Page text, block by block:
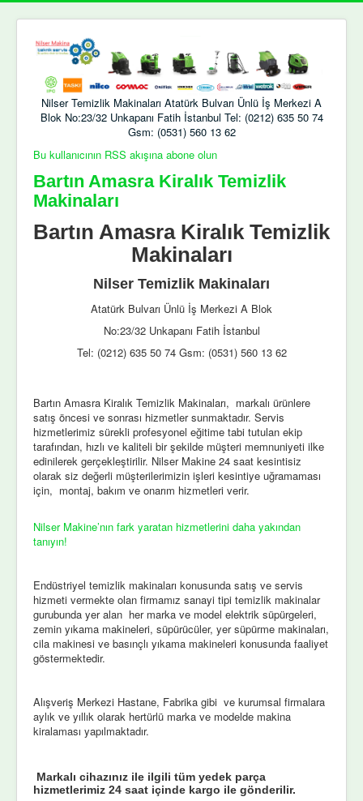
Nilser Temizlik Makinaları Atatürk Bulvarı Ünlü İş Merkezi A
Blok No:23/32 Unkapanı Fatih İstanbul Tel: (0212) 635 50 74
Gsm: (0531) 560 13 62
Bu kullanıcının RSS akışına abone olun
Bartın Amasra Kiralık Temizlik
Makinaları
Bartın Amasra Kiralık Temizlik
Makinaları
Nilser Temizlik Makinaları
Atatürk Bulvarı Ünlü İş Merkezi A Blok
No:23/32 Unkapanı Fatih İstanbul
Tel: (0212) 635 50 74 Gsm: (0531) 560 13 62
Bartın Amasra Kiralık Temizlik Makinaları, markalı ürünlere
satış öncesi ve sonrası hizmetler sunmaktadır. Servis
hizmetlerimiz sürekli profesyonel eğitime tabi tutulan ekip
tarafından, hızlı ve kaliteli bir şekilde müşteri memnuniyeti ilke
edinilerek gerçekleştirilir. Nilser Makine 24 saat kesintisiz
olarak siz değerli müşterilerimizin işleri kesintiye uğramaması
için, montaj, bakım ve onarım hizmetleri verir.
Nilser Makine’nın fark yaratan hizmetlerini daha yakından
tanıyın!
Endüstriyel temizlik makinaları konusunda satış ve servis
hizmeti vermekte olan firmamız sanayi tipi temizlik makinalar
gurubunda yer alan her marka ve model elektrik süpürgeleri,
zemin yıkama makineleri, süpürücüler, yer süpürme makinaları,
cila makinesi ve basınçlı yıkama makineleri konusunda faaliyet
göstermektedir.
Alışveriş Merkezi Hastane, Fabrika gibi ve kurumsal firmalara
aylık ve yıllık olarak hertürlü marka ve modelde makina
kiralaması yapılmaktadır.
Markalı cihazınız ile ilgili tüm yedek parça
hizmetlerimiz 24 saat içinde kargo ile gönderilir.